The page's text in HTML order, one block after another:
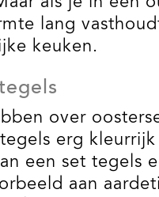
lang
keuken.
over
erg
een set tegels
aan